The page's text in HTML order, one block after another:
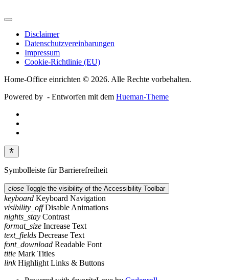
Disclaimer
Datenschutzvereinbarungen
Impressum
Cookie-Richtlinie (EU)
Home-Office einrichten © 2026. Alle Rechte vorbehalten.
Powered by - Entworfen mit dem Hueman-Theme
Symbolleiste für Barrierefreiheit
close Toggle the visibility of the Accessibility Toolbar
keyboard Keyboard Navigation
visibility_off Disable Animations
nights_stay Contrast
format_size Increase Text
text_fields Decrease Text
font_download Readable Font
title Mark Titles
link Highlight Links & Buttons